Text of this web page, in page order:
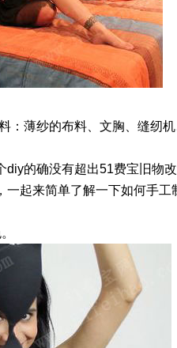
：薄纱的布料、文胸、缝纫
diy的确没有超出51费宝旧物
起来简单了解一下如何手工